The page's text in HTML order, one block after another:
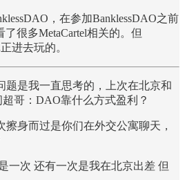
，在参加BanklessDAO之前
很多MetaCartel相关的。但
进去玩的。
题是我一直思考的，上次在北京和
哥：DAO靠什么方式盈利？
擦身而过是你们在外交公寓聊天，
一次 还有一次是我在北京出差 但